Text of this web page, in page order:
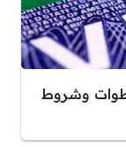
وشروط